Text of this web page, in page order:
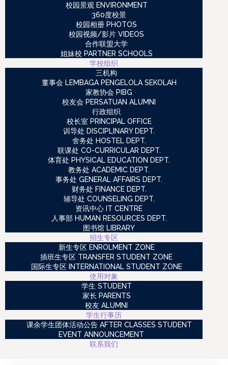
校园景观 ENVIRONMENT
360度校景
校园相册 PHOTOS
校园视频/影片 VIDEOS
合作联盟大学
姐妹校 PARTNER SCHOOLS
学校组织
三机构
董事会 LEMBAGA PENGELOLA SEKOLAH
家教协会 PIBG
校友会 PERSATUAN ALUMNI
行政组织
校长室 PRINCIPAL OFFICE
训导处 DISCIPLINARY DEPT.
舍务处 HOSTEL DEPT.
联课处 CO-CURRICULAR DEPT.
体育处 PHYSICAL EDUCATION DEPT.
教务处 ACADEMIC DEPT.
事务处 GENERAL AFFAIRS DEPT.
财务处 FINANCE DEPT.
辅导处 COUNSELING DEPT.
资讯中心 IT CENTRE
人事部 HUMAN RESOURCES DEPT.
图书馆 LIBRARY
招生专区
新生专区 ENROLMENT ZONE
插班生专区 TRANSFER STUDENT ZONE
国际生专区 INTERNATIONAL STUDENT ZONE
使用对象
学生 STUDENT
家长 PARENTS
校友 ALUMNI
学生行事历
课余学生团体活动公告 AFTER CLASSES STUDENT
EVENT ANNOUNCEMENT
联系我们